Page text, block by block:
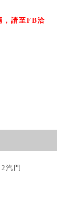
，請至FB洽
汽門⁣